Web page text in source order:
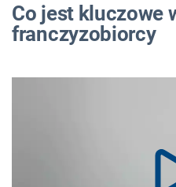
Co jest kluczowe
franczyzobiorcy